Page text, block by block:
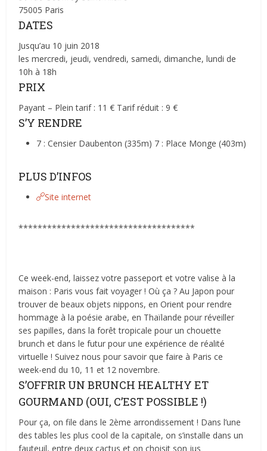
75005 Paris
DATES
Jusqu’au 10 juin 2018
les mercredi, jeudi, vendredi, samedi, dimanche, lundi de
10h à 18h
PRIX
Payant – Plein tarif : 11 € Tarif réduit : 9 €
S’Y RENDRE
7 : Censier Daubenton (335m) 7 : Place Monge (403m)
PLUS D’INFOS
Site internet
*************************************
Ce week-end, laissez votre passeport et votre valise à la
maison : Paris vous fait voyager ! Où ça ? Au Japon pour
trouver de beaux objets nippons, en Orient pour rendre
hommage à la poésie arabe, en Thaïlande pour réveiller
ses papilles, dans la forêt tropicale pour un chouette
brunch et dans le futur pour une expérience de réalité
virtuelle ! Suivez nous pour savoir que faire à Paris ce
week-end du 10, 11 et 12 novembre.
S’OFFRIR UN BRUNCH HEALTHY ET
GOURMAND (OUI, C’EST POSSIBLE !)
Pour ça, on file dans le 2ème arrondissement ! Dans l’une
des tables les plus cool de la capitale, on s’installe dans un
fauteuil, entre deux cactus et on choisit son jus